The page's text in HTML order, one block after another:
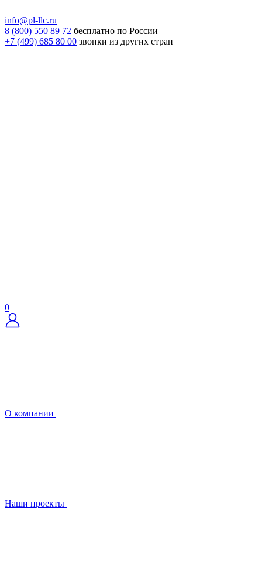
info@pl-llc.ru
8 (800) 550 89 72 бесплатно по России
+7 (499) 685 80 00 звонки из других стран
0
О компании
Наши проекты